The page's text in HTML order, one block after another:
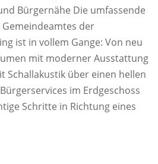
Bürgernähe Die umfassende
der
ist in vollem Gange: Von neu
mit moderner Ausstattung
Schallakustik über einen hellen
im Erdgeschoss
Schritte in Richtung eines